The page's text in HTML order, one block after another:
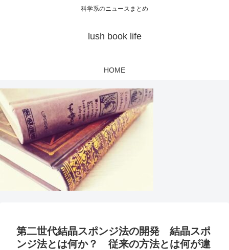
科学系のニュースまとめ
lush book life
HOME
第二世代結晶スポンジ法の開発 結晶スポ
ンジ法とは何か？ 従来の方法とは何が違